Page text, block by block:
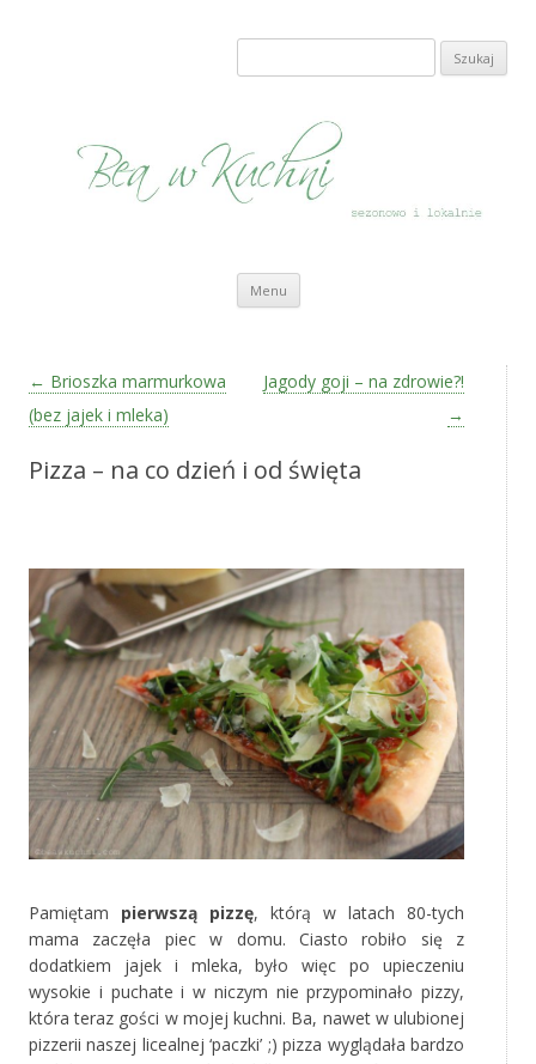
Szukaj:
Menu Przeskocz do treści
Zobacz wpisy
← Brioszka marmurkowa
(bez jajek i mleka)
Jagody goji – na zdrowie?!
→
Pizza – na co dzień i od święta
Pamiętam pierwszą pizzę, którą w latach 80-tych
mama zaczęła piec w domu. Ciasto robiło się z
dodatkiem jajek i mleka, było więc po upieczeniu
wysokie i puchate i w niczym nie przypominało pizzy,
która teraz gości w mojej kuchni. Ba, nawet w ulubionej
pizzerii naszej licealnej ‘paczki’ ;) pizza wyglądała bardzo